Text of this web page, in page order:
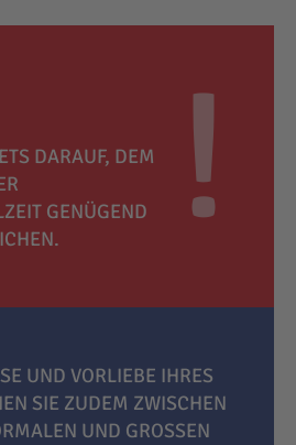
DARAUF, DEM
GENÜGEND
UND VORLIEBE IHRES
SIE ZUDEM ZWISCHEN
UND GROSSEN P